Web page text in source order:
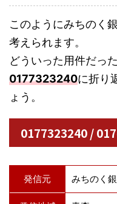
このようにみちのく
考えられます。
どういった用件だっ
0177323240に折り
ょう。
0177323240 /
発信元 みちのく